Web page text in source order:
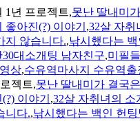
1년 프로젝트,못난 딸내미
좋아진(?) 이야기 ,32살 자취
지 않습니다.,낚시했다는
대소개팅 남자친구,미필
상,수유역마사지 수유역출
젝트,못난 딸내미가 결국
이야기 ,32살 자취녀의 소
니다.,낚시했다는 백인 헌